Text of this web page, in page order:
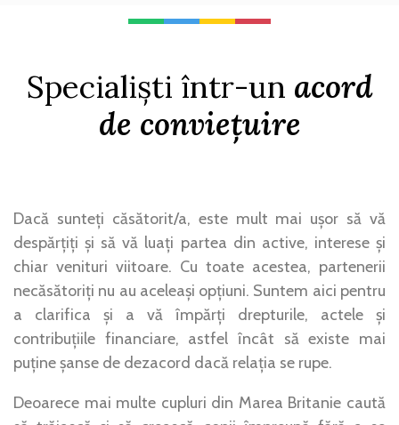
Specialiști într-un acord
de conviețuire
Dacă sunteți căsătorit/a, este mult mai ușor să vă
despărțiți și să vă luați partea din active, interese și
chiar venituri viitoare. Cu toate acestea, partenerii
necăsătoriți nu au aceleași opțiuni. Suntem aici pentru
a clarifica și a vă împărți drepturile, actele și
contribuțiile financiare, astfel încât să existe mai
puține șanse de dezacord dacă relația se rupe.
Deoarece mai multe cupluri din Marea Britanie caută